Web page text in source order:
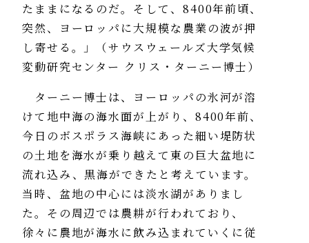
たままになるのだ。そして、8400年前頃、
突然、ヨーロッパに大規模な農業の波が押
し寄せる。」（サウスウェールズ大学気候
変動研究センター クリス・ターニー博士）
ターニー博士は、ヨーロッパの氷河が溶
けて地中海の海水面が上がり、8400年前、
今日のボスポラス海峡にあった細い堤防状
の土地を海水が乗り越えて東の巨大盆地に
流れ込み、黒海ができたと考えています。
当時、盆地の中心には淡水湖がありまし
た。その周辺では農耕が行われており、
徐々に農地が海水に飲み込まれていくに従